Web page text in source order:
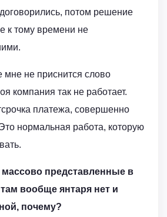
потом решение
к тому времени не
не приснится слово
компания так не работает.
платежа, совершенно
нормальная работа, которую
массово представленные в
вообще янтаря нет и
почему?